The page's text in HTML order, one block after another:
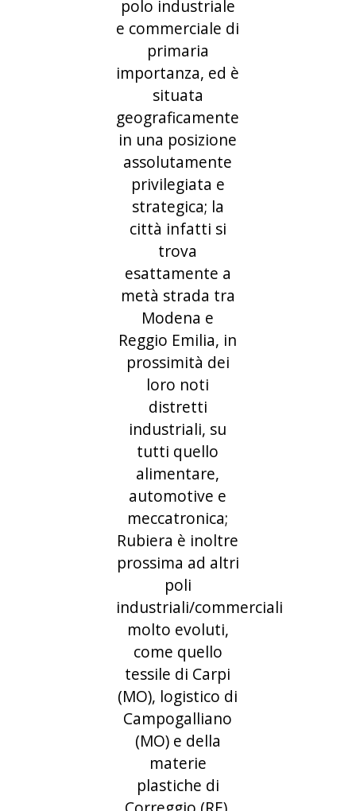
polo industriale
e commerciale di
primaria
importanza, ed è
situata
geograficamente
in una posizione
assolutamente
privilegiata e
strategica; la
città infatti si
trova
esattamente a
metà strada tra
Modena e
Reggio Emilia, in
prossimità dei
loro noti
distretti
industriali, su
tutti quello
alimentare,
automotive e
meccatronica;
Rubiera è inoltre
prossima ad altri
poli
industriali/commerciali
molto evoluti,
come quello
tessile di Carpi
(MO), logistico di
Campogalliano
(MO) e della
materie
plastiche di